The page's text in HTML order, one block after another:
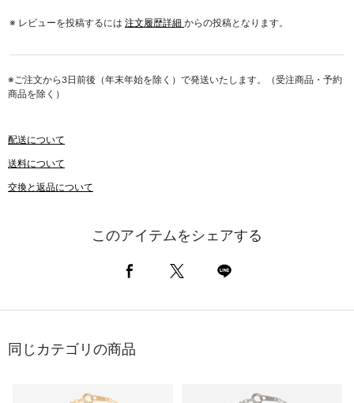
※ レビューを投稿するには 注文履歴詳細 からの投稿となります。
※ご注文から3日前後（年末年始を除く）で発送いたします。（受注商品・予約
商品を除く）
配送について
送料について
交換と返品について
このアイテムをシェアする
同じカテゴリの商品